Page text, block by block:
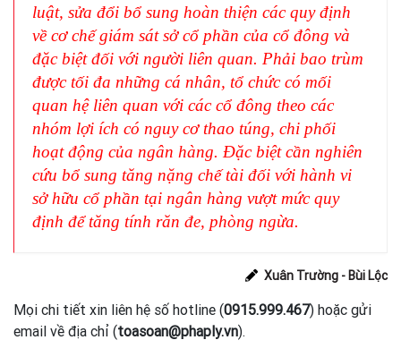
luật, sửa đổi bổ sung hoàn thiện các quy định
về cơ chế giám sát sở cổ phần của cổ đông và
đặc biệt đối với người liên quan. Phải bao trùm
được tối đa những cá nhân, tổ chức có mối
quan hệ liên quan với các cổ đông theo các
nhóm lợi ích có nguy cơ thao túng, chi phối
hoạt động của ngân hàng. Đặc biệt cần nghiên
cứu bổ sung tăng nặng chế tài đối với hành vi
sở hữu cổ phần tại ngân hàng vượt mức quy
định để tăng tính răn đe, phòng ngừa.
Xuân Trường - Bùi Lộc
Mọi chi tiết xin liên hệ số hotline (0915.999.467) hoặc gửi
email về địa chỉ (toasoan@phaply.vn).